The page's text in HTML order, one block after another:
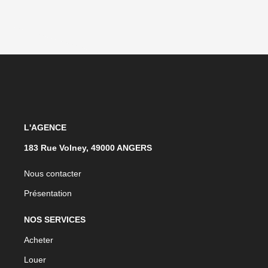
L'AGENCE
183 Rue Volney, 49000 ANGERS
Nous contacter
Présentation
NOS SERVICES
Acheter
Louer